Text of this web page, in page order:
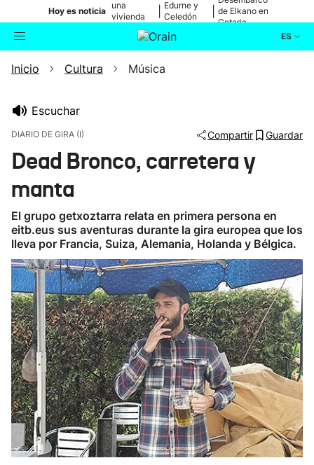
Hoy es noticia
una
vivienda
de Bilbao
Edurne y
Celedón
de Elkano en
Getaria
ES
Buscador Actualidad
Eguraldia
Inicio Cultura Música
Escuchar
DIARIO DE GIRA (I) Compartir Guardar
Dead Bronco, carretera y
manta
El grupo getxoztarra relata en primera persona en
eitb.eus sus aventuras durante la gira europea que los
lleva por Francia, Suiza, Alemania, Holanda y Bélgica.